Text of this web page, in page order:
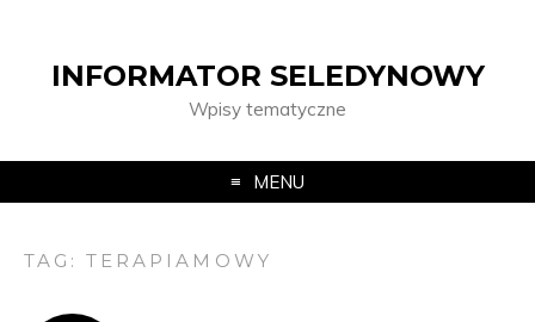
INFORMATOR SELEDYNOWY
Wpisy tematyczne
MENU
TAG:TERAPIAMOWY